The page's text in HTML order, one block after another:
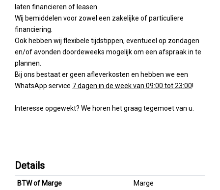
laten financieren of leasen.
Wij bemiddelen voor zowel een zakelijke of particuliere
financiering.
Ook hebben wij flexibele tijdstippen, eventueel op zondagen
en/of avonden doordeweeks mogelijk om een afspraak in te
plannen.
Bij ons bestaat er geen afleverkosten en hebben we een
WhatsApp service 7 dagen in de week van 09:00 tot 23:00!
Interesse opgewekt? We horen het graag tegemoet van u.
Details
BTW of Marge Marge